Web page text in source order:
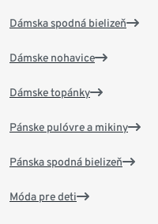
Dámska spodná bielizeň
Dámske nohavice
Dámske topánky
Pánske pulóvre a mikiny
Pánska spodná bielizeň
Móda pre deti